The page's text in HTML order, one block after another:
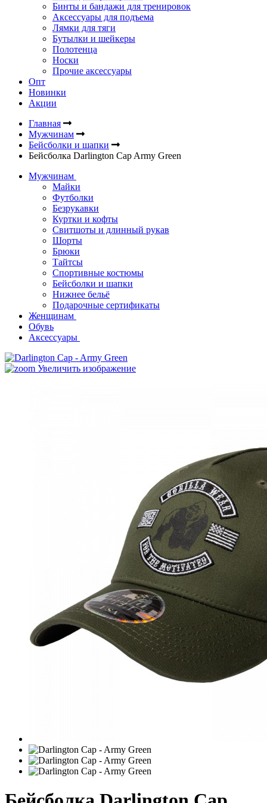
Бинты и бандажи для тренировок
Аксессуары для подъема
Лямки для тяги
Бутылки и шейкеры
Полотенца
Носки
Прочие аксессуары
Опт
Новинки
Акции
Главная
Мужчинам
Бейсболки и шапки
Бейсболка Darlington Cap Army Green
Мужчинам
Майки
Футболки
Безрукавки
Куртки и кофты
Свитшоты и длинный рукав
Шорты
Брюки
Тайтсы
Спортивные костюмы
Бейсболки и шапки
Нижнее бельё
Подарочные сертификаты
Женщинам
Обувь
Аксессуары
Увеличить изображение